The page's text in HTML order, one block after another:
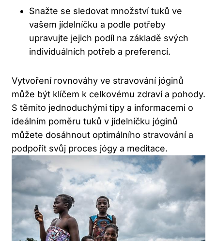
Snažte se sledovat množství tuků ve
vašem jídelníčku a podle potřeby
upravujte jejich podíl na základě svých
individuálních potřeb a preferencí.
Vytvoření rovnováhy ve stravování jóginů
může být klíčem k celkovému zdraví a pohody.
S těmito jednoduchými tipy a informacemi o
ideálním poměru tuků v jídelníčku jóginů
můžete dosáhnout optimálního stravování a
podpořit svůj proces jógy a meditace.